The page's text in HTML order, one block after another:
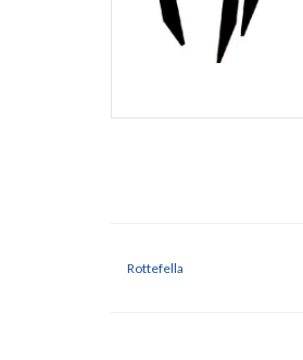
Rottefella